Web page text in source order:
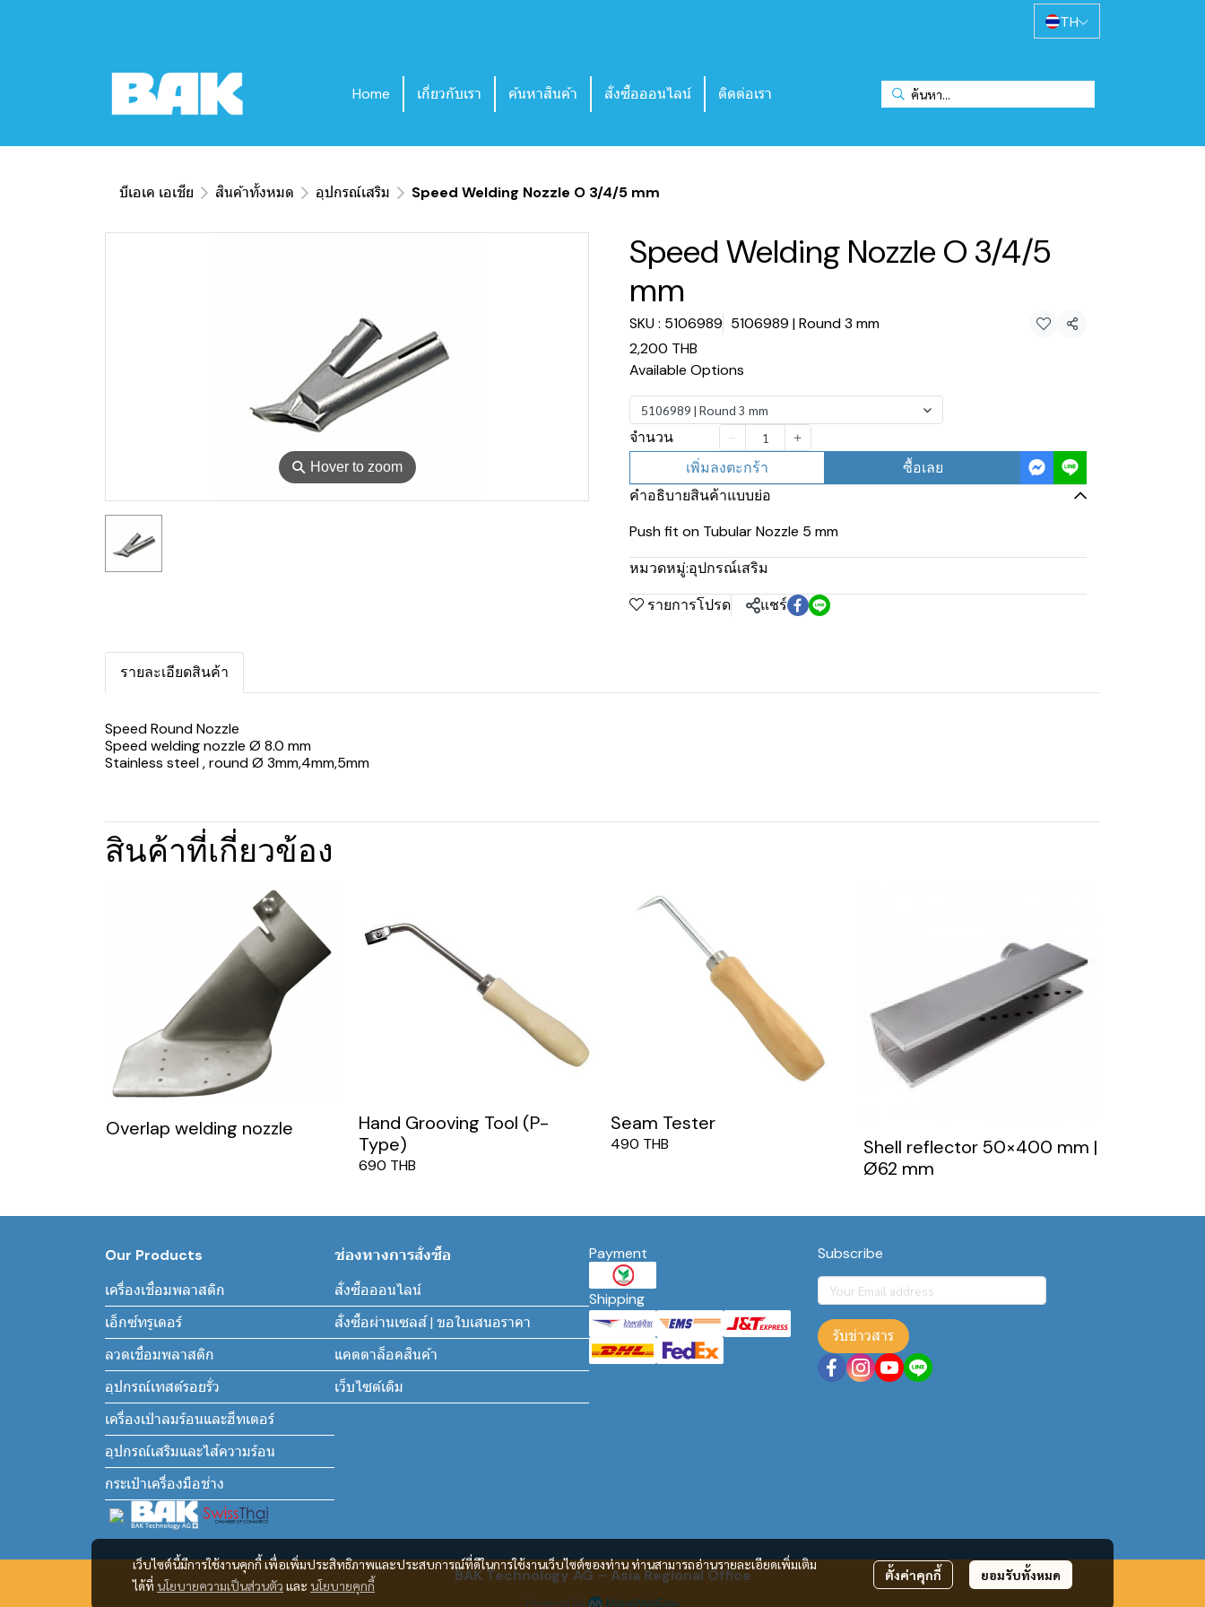
TH
Home เกี่ยวกับเรา ค้นหาสินค้า สั่งซื้อออนไลน์ ติดต่อเรา
บีเอเค เอเชีย สินค้าทั้งหมด อุปกรณ์เสริม Speed Welding Nozzle O 3/4/5 mm
⚲ Hover to zoom
Speed Welding Nozzle O 3/4/5
mm
SKU : 5106989 5106989 | Round 3 mm แชร์
2,200 THB
Available Options
5106989 | Round 3 mm
จำนวน
เพิ่มลงตะกร้า ซื้อเลย
คำอธิบายสินค้าแบบย่อ
Push fit on Tubular Nozzle 5 mm
หมวดหมู่:อุปกรณ์เสริม
รายการโปรด
แชร์
รายละเอียดสินค้า
Speed Round Nozzle
Speed welding nozzle Ø 8.0 mm
Stainless steel , round Ø 3mm,4mm,5mm
สินค้าที่เกี่ยวข้อง
Overlap welding nozzle
Hand Grooving Tool (P-
Type)
690 THB
Seam Tester
490 THB
Shell reflector 50×400 mm |
Ø62 mm
เว็บไซต์นี้มีการใช้งานคุกกี้ เพื่อเพิ่มประสิทธิภาพและประสบการณ์ที่ดีในการใช้งานเว็บไซต์ของท่าน ท่านสามารถอ่านรายละเอียดเพิ่มเติม
ได้ที่ นโยบายความเป็นส่วนตัว และ นโยบายคุกกี้
ตั้งค่าคุกกี้ ยอมรับทั้งหมด
Our Products
เครื่องเชื่อมพลาสติก
เอ็กซ์ทรูเดอร์
ลวดเชื่อมพลาสติก
อุปกรณ์เทสต์รอยรั่ว
เครื่องเป่าลมร้อนและฮีทเตอร์
อุปกรณ์เสริมและไส้ความร้อน
กระเป๋าเครื่องมือช่าง
ช่องทางการสั่งซื้อ
สั่งซื้อออนไลน์
สั่งซื้อผ่านเซลส์ | ขอใบเสนอราคา
แคตตาล็อคสินค้า
เว็บไซต์เดิม
Payment
Shipping
Subscribe
รับข่าวสาร
BAK Technology AG – Asia Regional Office
Powered By MakeWebEasy